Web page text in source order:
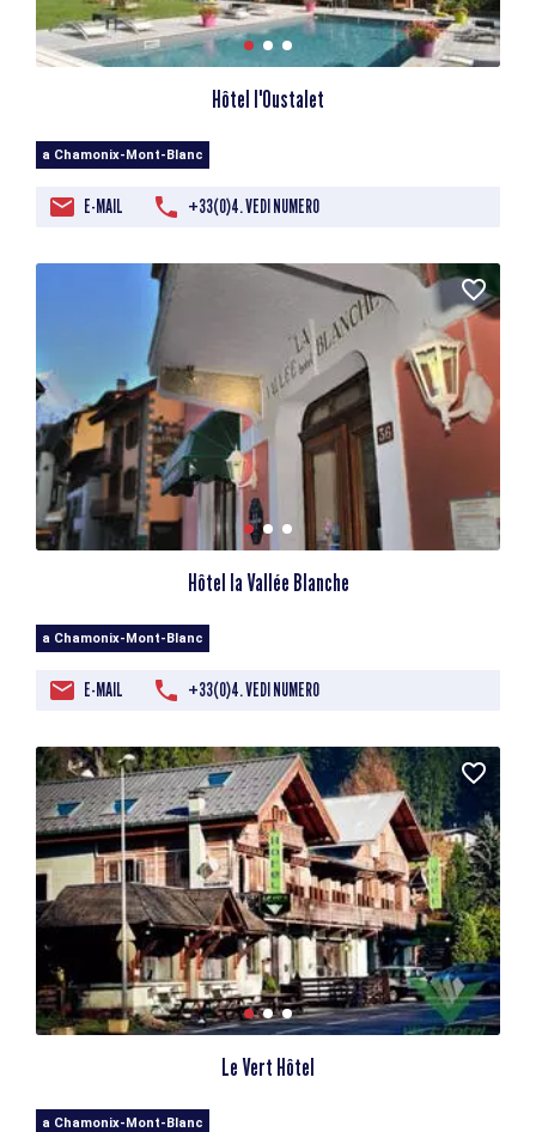
Hôtel l'Oustalet
a Chamonix-Mont-Blanc
E-MAIL +33(0)4. VEDI NUMERO
Hôtel la Vallée Blanche
a Chamonix-Mont-Blanc
E-MAIL +33(0)4. VEDI NUMERO
Le Vert Hôtel
a Chamonix-Mont-Blanc